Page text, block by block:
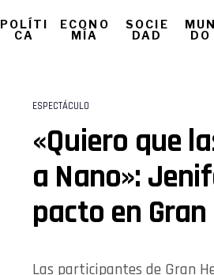
POLÍTI
CA
ECONO
MÍA
SOCIE
DAD
MUN
DO
ESPECTÁCULO
«Quiero que
a Nano»:
pacto en
Las participantes de Gran